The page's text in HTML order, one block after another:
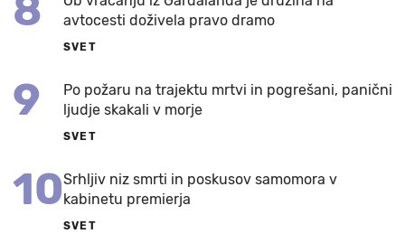
8
avtocesti doživela pravo dramo
SVET
9
Po požaru na trajektu mrtvi in pogrešani, panični
ljudje skakali v morje
SVET
10Srhljiv niz smrti in poskusov samomora v
kabinetu premierja
SVET